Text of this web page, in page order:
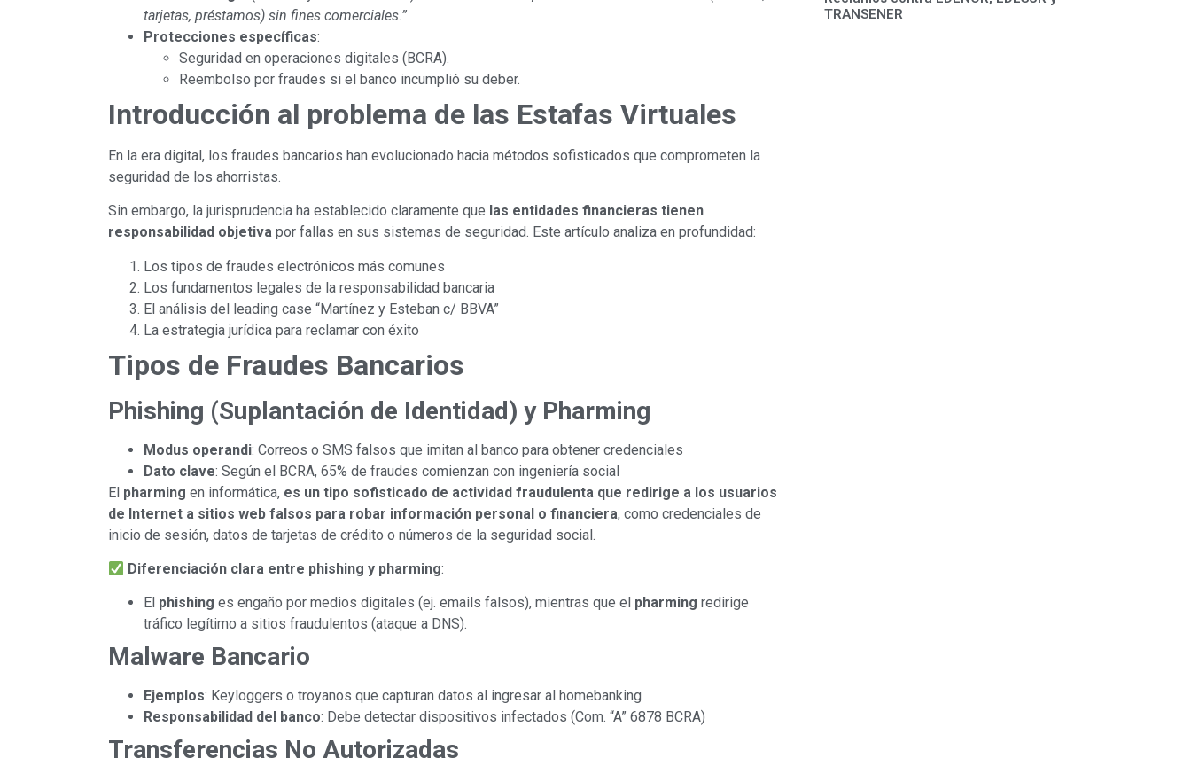
tarjetas, préstamos) sin fines comerciales.”
Protecciones específicas:
Seguridad en operaciones digitales (BCRA).
Reembolso por fraudes si el banco incumplió su deber.
Introducción al problema de las Estafas Virtuales
En la era digital, los fraudes bancarios han evolucionado hacia métodos sofisticados que comprometen la
seguridad de los ahorristas.
Sin embargo, la jurisprudencia ha establecido claramente que las entidades financieras tienen
responsabilidad objetiva por fallas en sus sistemas de seguridad. Este artículo analiza en profundidad:
Los tipos de fraudes electrónicos más comunes
Los fundamentos legales de la responsabilidad bancaria
El análisis del leading case “Martínez y Esteban c/ BBVA”
La estrategia jurídica para reclamar con éxito
Tipos de Fraudes Bancarios
Phishing (Suplantación de Identidad) y Pharming
Modus operandi: Correos o SMS falsos que imitan al banco para obtener credenciales
Dato clave: Según el BCRA, 65% de fraudes comienzan con ingeniería social
El pharming en informática, es un tipo sofisticado de actividad fraudulenta que redirige a los usuarios
de Internet a sitios web falsos para robar información personal o financiera, como credenciales de
inicio de sesión, datos de tarjetas de crédito o números de la seguridad social.
Diferenciación clara entre phishing y pharming:
El phishing es engaño por medios digitales (ej. emails falsos), mientras que el pharming redirige
tráfico legítimo a sitios fraudulentos (ataque a DNS).
Malware Bancario
Ejemplos: Keyloggers o troyanos que capturan datos al ingresar al homebanking
Responsabilidad del banco: Debe detectar dispositivos infectados (Com. “A” 6878 BCRA)
Transferencias No Autorizadas
TRANSENER